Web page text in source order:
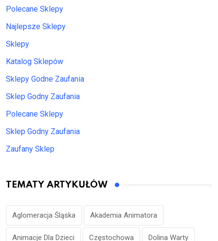
Polecane Sklepy
Najlepsze Sklepy
Sklepy
Katalog Sklepów
Sklepy Godne Zaufania
Sklep Godny Zaufania
Polecane Sklepy
Sklep Godny Zaufania
Zaufany Sklep
TEMATY ARTYKUŁÓW
Aglomeracja Śląska Akademia Animatora
Animacje Dla Dzieci Częstochowa Dolina Warty